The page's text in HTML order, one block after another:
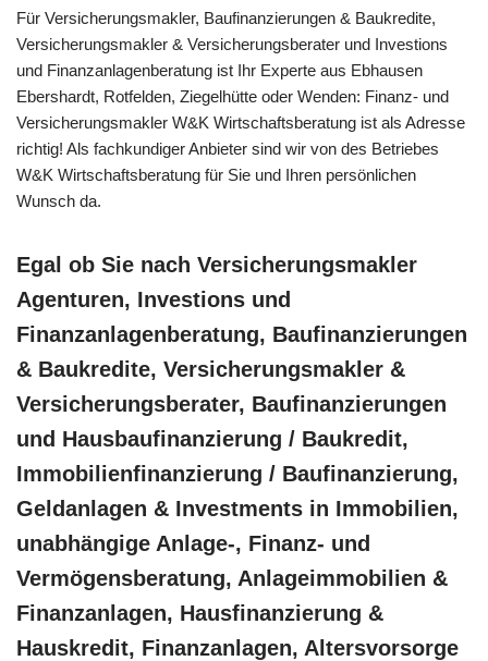
Für Versicherungsmakler, Baufinanzierungen & Baukredite,
Versicherungsmakler & Versicherungsberater und Investions
und Finanzanlagenberatung ist Ihr Experte aus Ebhausen
Ebershardt, Rotfelden, Ziegelhütte oder Wenden: Finanz- und
Versicherungsmakler W&K Wirtschaftsberatung ist als Adresse
richtig! Als fachkundiger Anbieter sind wir von des Betriebes
W&K Wirtschaftsberatung für Sie und Ihren persönlichen
Wunsch da.
Egal ob Sie nach Versicherungsmakler
Agenturen, Investions und
Finanzanlagenberatung, Baufinanzierungen
& Baukredite, Versicherungsmakler &
Versicherungsberater, Baufinanzierungen
und Hausbaufinanzierung / Baukredit,
Immobilienfinanzierung / Baufinanzierung,
Geldanlagen & Investments in Immobilien,
unabhängige Anlage-, Finanz- und
Vermögensberatung, Anlageimmobilien &
Finanzanlagen, Hausfinanzierung &
Hauskredit, Finanzanlagen, Altersvorsorge